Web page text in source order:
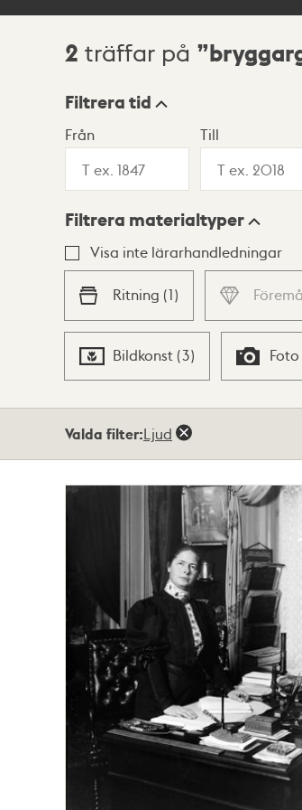
Sökresultat
2 träffar på
Visningsläge
Lista Karta
Filtrera tid
Från Till
Filtrera materialtyper
Visa inte lärarhandledningar
Ritning (1)
Bildkonst (3) Foto
Valda filter:Ljud